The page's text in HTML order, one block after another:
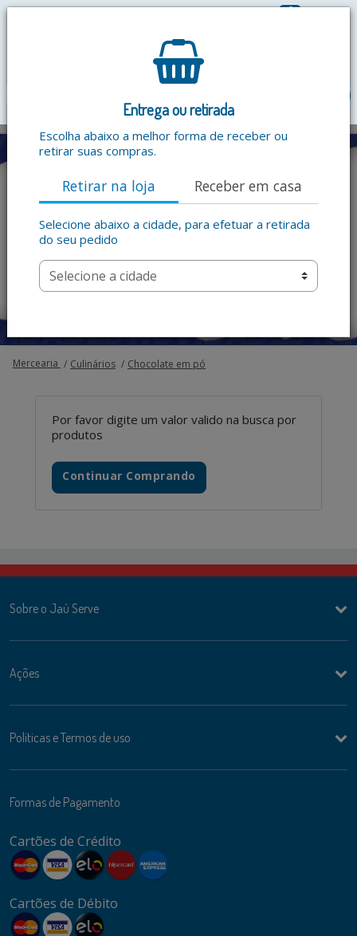
0
Entrega ou retirada
Escolha abaixo a melhor forma de receber ou
retirar suas compras.
Retirar na loja Receber em casa
Selecione abaixo a cidade, para efetuar a retirada
do seu pedido
Mercearia Culinários Chocolate em pó
Por favor digite um valor valido na busca por
produtos
Continuar Comprando
Sobre o Jaú Serve
Ações
Politicas e Termos de uso
Formas de Pagamento
Cartões de Crédito
Cartões de Débito